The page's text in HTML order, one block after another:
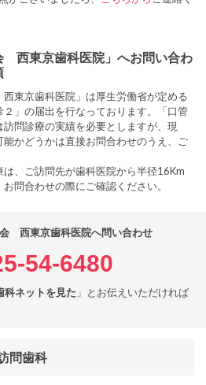
西東京歯科医院」へお問い合わ
東京歯科医院」は厚生労働省が定める
」の届出を行なっております。「口管
問診療の実績を必要としますが、現
かどうかは直接お問合わせのうえ、ご
、ご訪問先が歯科医院から半径16Km
問合わせの際にご確認ください。
西東京歯科医院へ問い合わせ
54-6480
科ネットを見た 」とお伝えいただければ
問歯科